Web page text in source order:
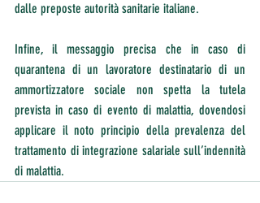
dalle preposte autorità sanitarie italiane.
Infine, il messaggio precisa che in caso di
quarantena di un lavoratore destinatario di un
ammortizzatore sociale non spetta la tutela
prevista in caso di evento di malattia, dovendosi
applicare il noto principio della prevalenza del
trattamento di integrazione salariale sull’indennità
di malattia.